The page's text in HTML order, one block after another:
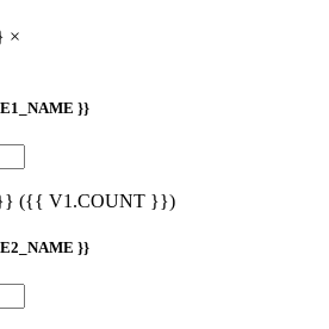
×
}}
({{ V1.COUNT }})
}}